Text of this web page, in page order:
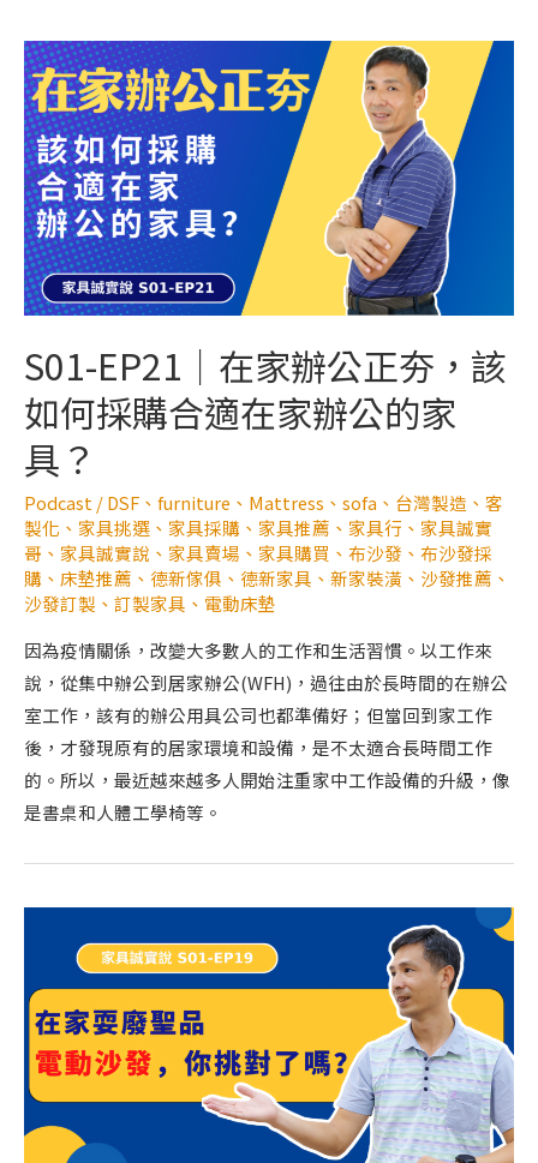
S01-EP21｜在家辦公正夯，該
如何採購合適在家辦公的家
具？
Podcast /DSF 、 furniture 、 Mattress 、 sofa 、 台灣製造 、 客
製化 、 家具挑選 、 家具採購 、 家具推薦 、 家具行 、 家具誠實
哥 、 家具誠實說 、 家具賣場 、 家具購買 、 布沙發 、 布沙發採
購 、 床墊推薦 、 德新傢俱 、 德新家具 、 新家裝潢 、 沙發推薦 、
沙發訂製 、 訂製家具 、 電動床墊
因為疫情關係，改變大多數人的工作和生活習慣。以工作來
說，從集中辦公到居家辦公(WFH)，過往由於長時間的在辦公
室工作，該有的辦公用具公司也都準備好；但當回到家工作
後，才發現原有的居家環境和設備，是不太適合長時間工作
的。所以，最近越來越多人開始注重家中工作設備的升級，像
是書桌和人體工學椅等。